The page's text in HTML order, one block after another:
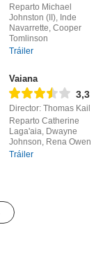
Reparto Michael
Johnston (II), Inde
Navarrette, Cooper
Tomlinson
Tráiler
Vaiana
3,3
Director: Thomas Kail
Reparto Catherine
Laga'aia, Dwayne
Johnson, Rena Owen
Tráiler